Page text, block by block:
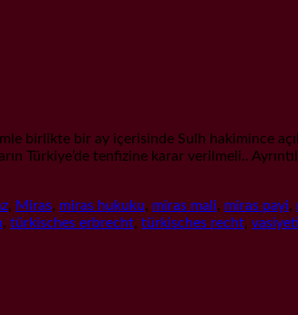
birlikte bir ay içerisinde Sulh hakimince
Türkiye’de tenfizine karar verilmeli..
, Miras, miras hukuku, miras mali, miras payi,
, türkisches erbrecht, türkisches recht,